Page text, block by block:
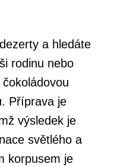
a hledáte
rodinu nebo
Příprava je
výsledek je
světlého a
korpusem je